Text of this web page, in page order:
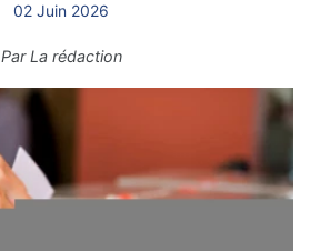
02 Juin 2026
ParLa rédaction